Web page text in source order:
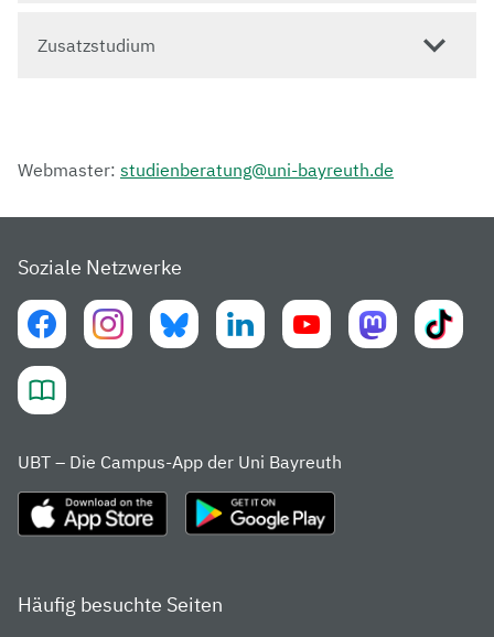
Zusatzstudium
Webmaster: studienberatung@uni-bayreuth.de
Soziale Netzwerke
UBT – Die Campus-App der Uni Bayreuth
Häufig besuchte Seiten